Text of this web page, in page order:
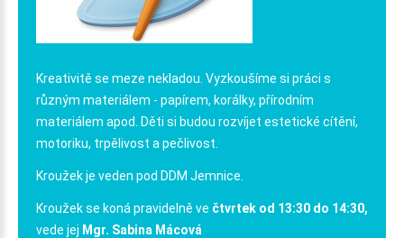
Kreativitě se meze nekladou. Vyzkoušíme si práci s
různým materiálem - papírem, korálky, přírodním
materiálem apod. Děti si budou rozvíjet estetické cítění,
motoriku, trpělivost a pečlivost.
Kroužek je veden pod DDM Jemnice.
Kroužek se koná pravidelně ve čtvrtek od 13:30 do 14:30,
vede jej Mgr. Sabina Mácová